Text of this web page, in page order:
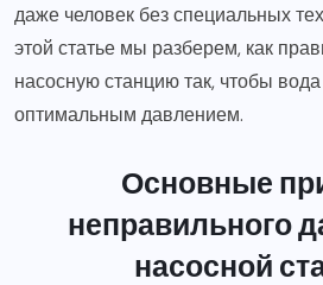
даже человек без специальных
этой статье мы разберем, как
насосную станцию так, чтобы
оптимальным давлением.
Основные
неправильного
насосной